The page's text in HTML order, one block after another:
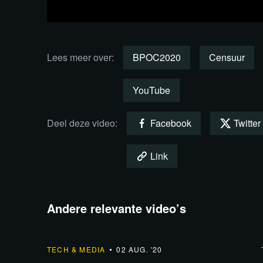
hier stappen tegen ondernemen.
Lees meer over: BPOC2020 Censuur
YouTube
Deel deze video: Facebook Twitter
Link
Andere relevante video’s
TECH & MEDIA 02 AUG. '20